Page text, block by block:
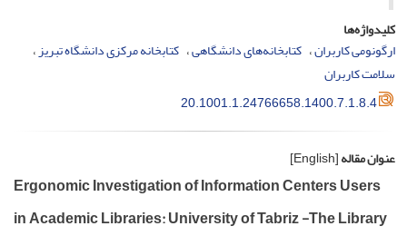
کلیدواژه‌ها
ارگونومی کاربران کتابخانه‌های دانشگاهی کتابخانه مرکزی دانشگاه تبریز
سلامت کاربران
20.1001.1.24766658.1400.7.1.8.4
عنوان مقاله[English]
Ergonomic Investigation of Information Centers Users
in Academic Libraries: University of Tabriz -The Library